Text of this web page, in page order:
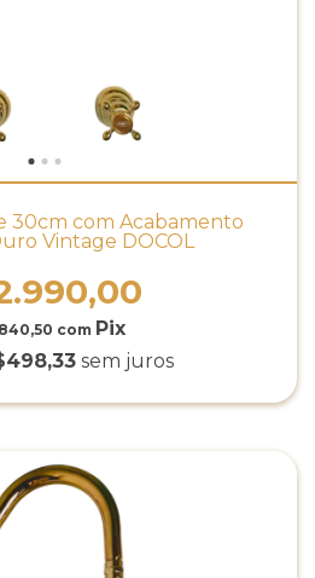
30cm com Acabamento
Vintage DOCOL
com
sem juros